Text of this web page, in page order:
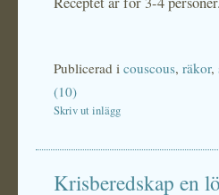
Publicerad i couscous, räkor,
(10)
Skriv ut inlägg
Krisberedskap en